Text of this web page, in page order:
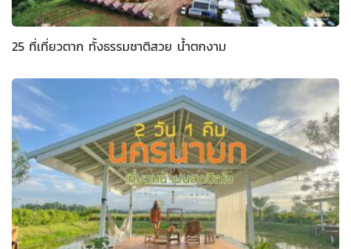
25 ที่เที่ยวตาก ทั้งธรรมชาติสวย น้ำตกงาม